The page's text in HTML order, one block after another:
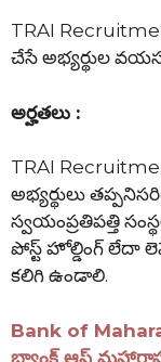
TRAI
చేసే అభ్యర్థుల
అర్హతలు :
TRAI
అభ్యర్థులు
స్వయంప్రతిపత్తి
పోస్ట్ హోల్డింగ్ లేదా
కలిగి ఉండాలి.
Bank of
బ్యాంక్ ఆఫ్